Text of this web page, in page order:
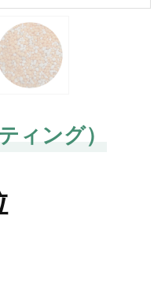
ィング）